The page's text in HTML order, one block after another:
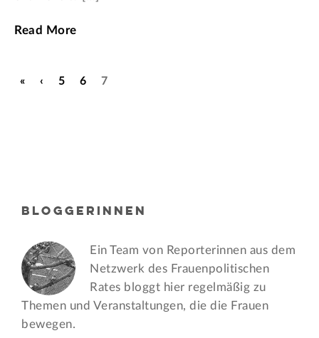
Read More
« ‹ 5 6 7
BLOGGERINNEN
Ein Team von Reporterinnen aus dem
Netzwerk des Frauen­politischen
Rates bloggt hier regelmäßig zu
Themen und Veran­staltungen, die die Frauen
bewegen.